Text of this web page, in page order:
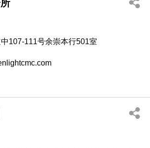
107-111号余崇本行501室